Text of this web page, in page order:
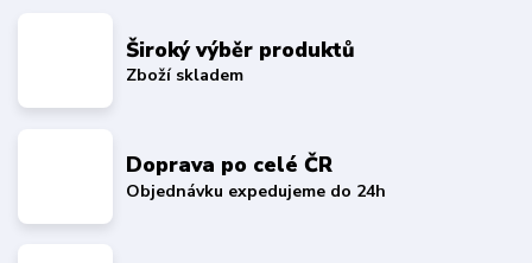
Široký výběr produktů
Zboží skladem
Doprava po celé ČR
Objednávku expedujeme do 24h